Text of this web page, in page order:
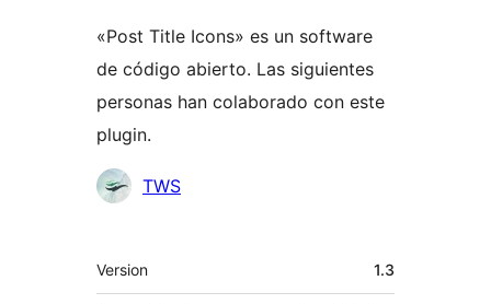
«Post Title Icons» es un software
de código abierto. Las siguientes
personas han colaborado con este
plugin.
Colaboradores
TWS
Meta
Version 1.3